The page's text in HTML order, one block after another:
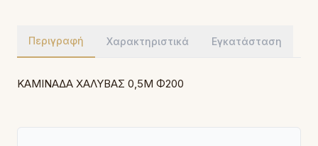
Περιγραφή Χαρακτηριστικά Εγκατάσταση
ΚΑΜΙΝΑΔΑ ΧΑΛΥΒΑΣ 0,5Μ Φ200